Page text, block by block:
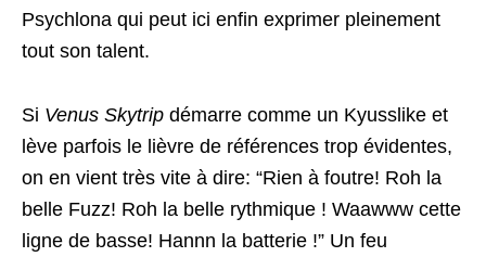
Psychlona qui peut ici enfin exprimer pleinement
tout son talent.
Si Venus Skytrip démarre comme un Kyusslike et
lève parfois le lièvre de références trop évidentes,
on en vient très vite à dire: “Rien à foutre! Roh la
belle Fuzz! Roh la belle rythmique ! Waawww cette
ligne de basse! Hannn la batterie !” Un feu